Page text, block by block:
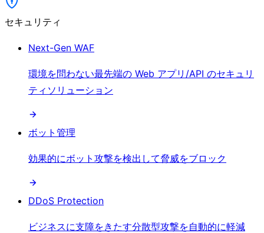
セキュリティ
Next-Gen WAF
環境を問わない最先端の Web アプリ/API のセキュリ
ティソリューション
ボット管理
効果的にボット攻撃を検出して脅威をブロック
DDoS Protection
ビジネスに支障をきたす分散型攻撃を自動的に軽減